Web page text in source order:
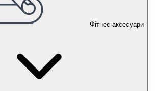
Фітнес-аксесуари